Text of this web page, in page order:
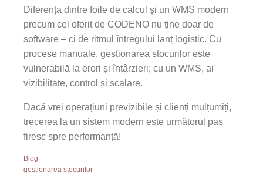
Diferența dintre foile de calcul și un WMS modern
precum cel oferit de CODENO nu ține doar de
software – ci de ritmul întregului lanț logistic. Cu
procese manuale, gestionarea stocurilor este
vulnerabilă la erori și întârzieri; cu un WMS, ai
vizibilitate, control și scalare.
Dacă vrei operațiuni previzibile și clienți mulțumiți,
trecerea la un sistem modern este următorul pas
firesc spre performanță!
Blog
gestionarea stocurilor